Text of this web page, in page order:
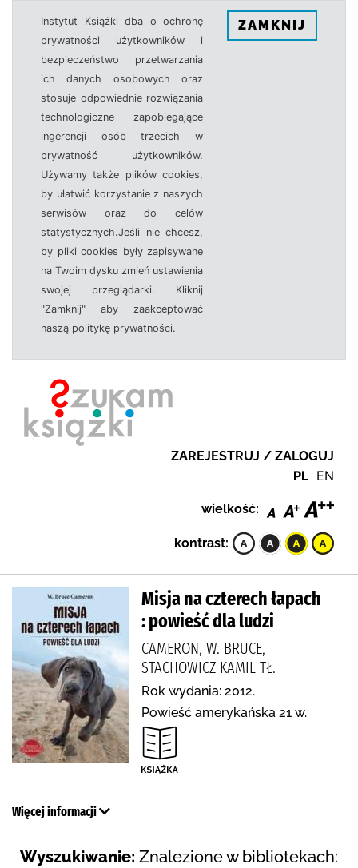
Instytut Książki dba o ochronę
prywatności użytkowników i
bezpieczeństwo przetwarzania
ich danych osobowych oraz
stosuje odpowiednie rozwiązania
technologiczne zapobiegające
ingerencji osób trzecich w
prywatność użytkowników.
Używamy także plików cookies,
by ułatwić korzystanie z naszych
serwisów oraz do celów
statystycznych.Jeśli nie chcesz,
by pliki cookies były zapisywane
na Twoim dysku zmień ustawienia
swojej przeglądarki. Kliknij
"Zamknij" aby zaakceptować
naszą politykę prywatności.
ZAMKNIJ
ZAREJESTRUJ / ZALOGUJ
PL EN
wielkość:
kontrast:
Misja na czterech łapach
: powieść dla ludzi
CAMERON, W. BRUCE,
STACHOWICZ KAMIL TŁ.
Rok wydania: 2012.
Powieść amerykańska 21 w.
Więcej informacji
Wyszukiwanie: Znalezione w bibliotekach: